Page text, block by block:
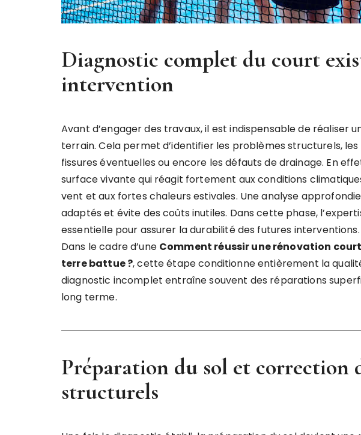
Diagnostic complet du court
intervention
Avant d’engager des travaux, il est indispensable de réaliser
terrain. Cela permet d’identifier les problèmes structurels,
fissures éventuelles ou encore les défauts de drainage. En
surface vivante qui réagit fortement aux conditions
vent et aux fortes chaleurs estivales. Une analyse
adaptés et évite des coûts inutiles. Dans cette phase,
essentielle pour assurer la durabilité des futures interventions.
Dans le cadre d’une Comment réussir une rénovation
terre battue ?, cette étape conditionne entièrement la
diagnostic incomplet entraîne souvent des réparations
long terme.
Préparation du sol et correction
structurels